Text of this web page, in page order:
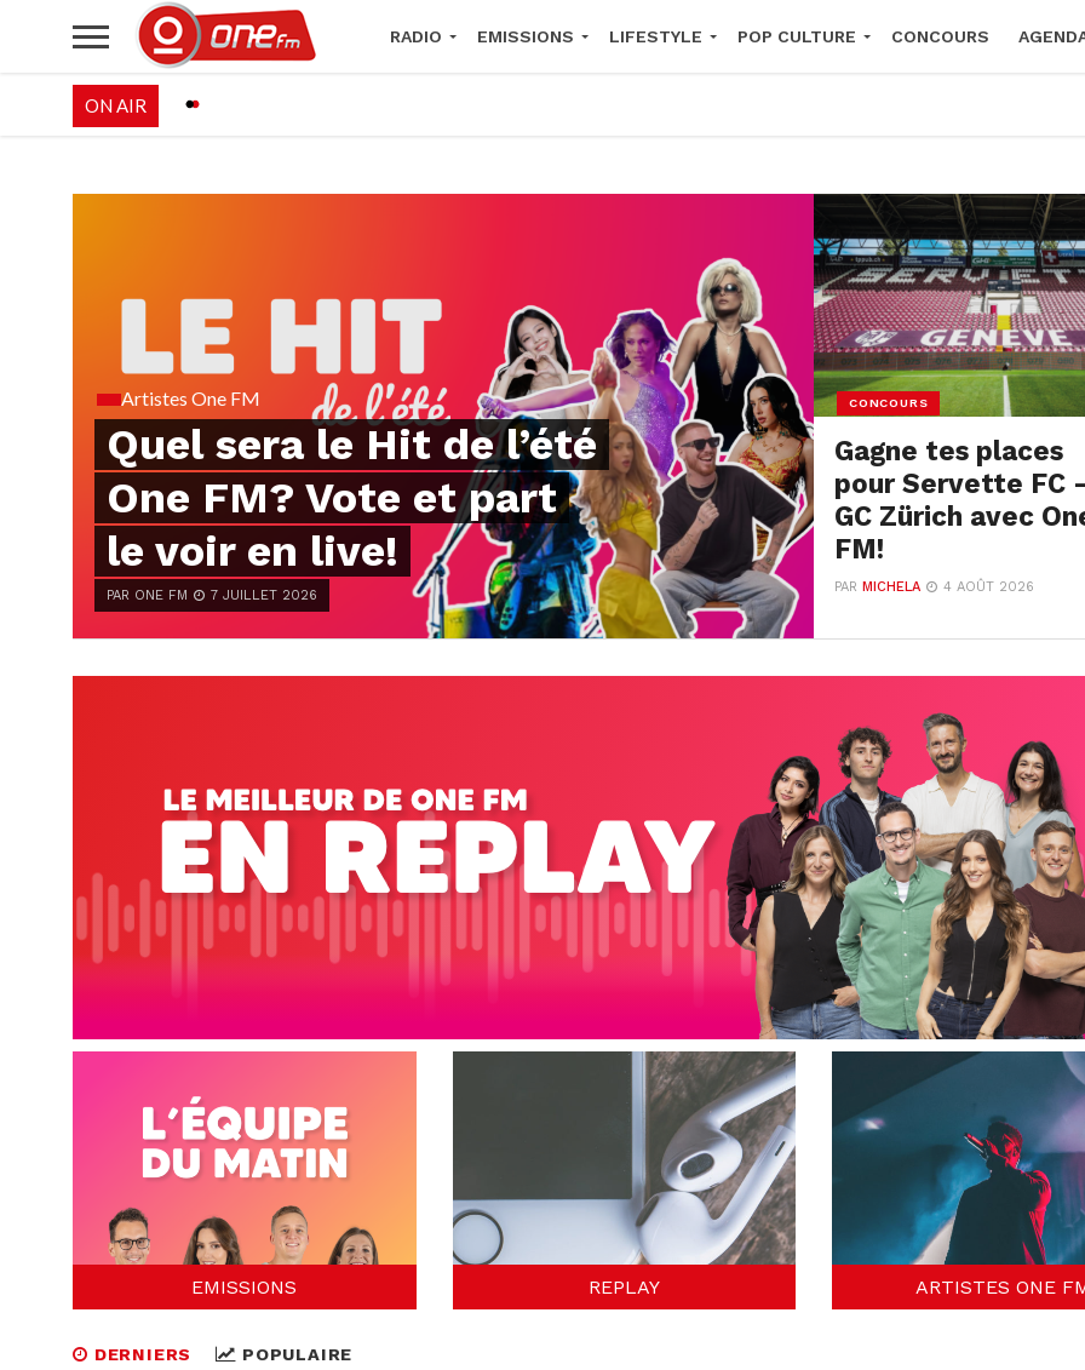
RADIO EMISSIONS LIFESTYLE POP CULTURE CONCOURS
ON AIR
Artistes One FM
Quel sera le Hit de l’été
One FM? Vote et part
le voir en live!
PAR ONE FM 7 JUILLET 2026
CONCOURS
Gagne tes places
pour Servette FC
GC Zürich avec
FM!
PARMICHELA 4 AOÛT 2026
EMISSIONS REPLAY ARTISTES ONE
DERNIERS POPULAIRE